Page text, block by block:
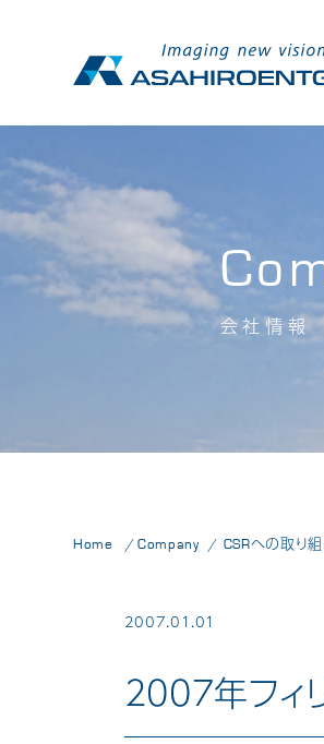
会社情報
Home Company CSRへの取り
2007.01.01
2007年フィ